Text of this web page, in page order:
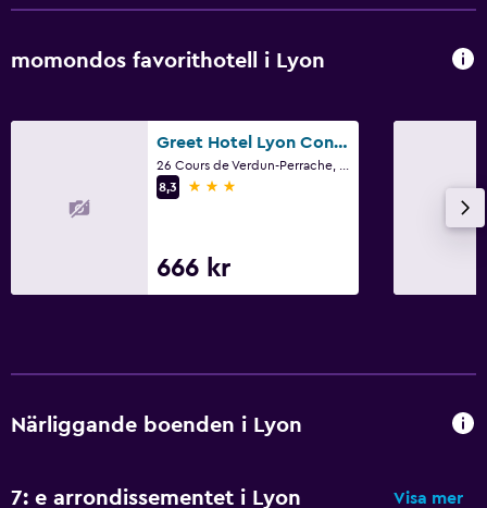
momondos favorithotell i Lyon
Greet Hotel Lyon Confluence
8,3
3 stjärnor
666 kr
Närliggande boenden i Lyon
7: e arrondissementet i Lyon Visa mer